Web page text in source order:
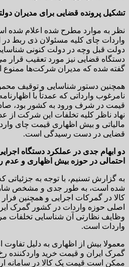
تشکیل پرونده قضایی برای مدیران
نظر به موارد مطرح شده اعلام
واردات چای کلیه مسئولان ذی ربط در
دولت قبل وچه در دولت کنونی شناسایی
دستگاه قضایی نیز مورد تعقیب قرار
گفته شده که مدیران شرکت‌ها ممنوع
همچنین دستور شناسایی و توقیف
نامرغوب وارداتی که عمدتاً با
قیمت در شرف ورود به کشور بود،
نهاد ناظر کلیه تخلفات این شرکت از
مالیاتی و بیش اظهاری قیمت چای
قضایی در دست رسیدگی است.
دو ابهام جدی در عملکرد دستگاه
احتمالی در حوزه بیش اظهاری و عدم
به گزارش تسنیم، با توجه به جزئیاتی
شده است، به طور جدی و مشخص
کالا در گمرکات اجرایی و همچنین فرار
اصلی حوزه واردات در کشور گمرک
وظایف نظارتی آن شناسایی تخلفات
واردات است.
معمولا بیش از اظهاری به دلیل
گمرک ایران و قیمت خرید واردکننده